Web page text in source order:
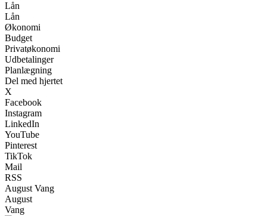
Lån
Lån
Økonomi
Budget
Privatøkonomi
Udbetalinger
Planlægning
Del med hjertet
X
Facebook
Instagram
LinkedIn
YouTube
Pinterest
TikTok
Mail
RSS
August Vang
August
Vang